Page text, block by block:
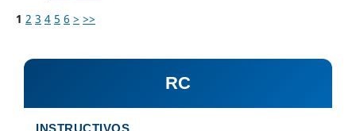
1 2 3 4 5 6 > >>
RC
INSTRUCTIVOS